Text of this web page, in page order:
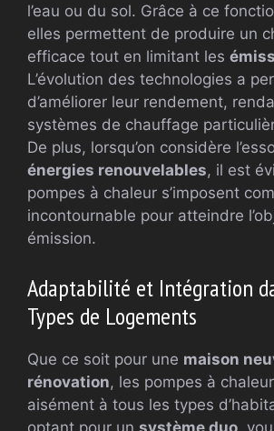
l’eau ou du sol. Grâce à ce
elles permettent de produire un
efficace tout en limitant les
L’évolution des technologies a
d’améliorer leur rendement,
systèmes de chauffage
De plus, lorsqu’on considère
énergies renouvelables, il est
pompes à chaleur s’imposent
incontournable pour atteindre
émission.
Adaptabilité et Intégration
Types de Logements
Que ce soit pour une maison
rénovation, les pompes à
aisément à tous les types
optant pour un système duo ,